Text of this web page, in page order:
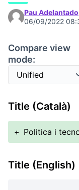
Pau Adelantado
06/09/2022
Compare view
mode:
Title (Català)
+ Politica i
Title (English)